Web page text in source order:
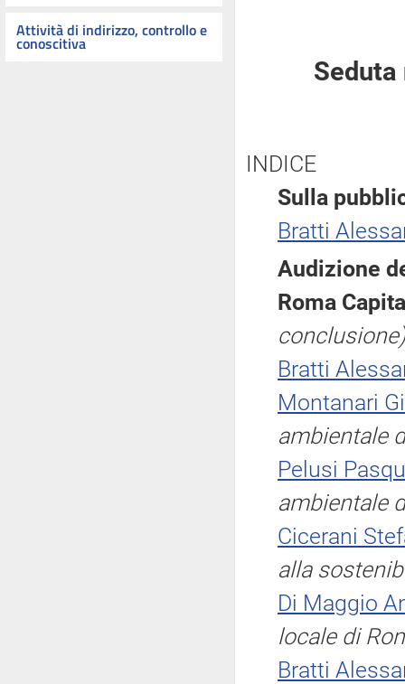
Attività di indirizzo, controllo e
conoscitiva
INDICE
Sulla
Bratti
Audizione
Roma
conclusione)
Bratti
Montanari
ambientale
Pelusi
ambientale
Cicerani
alla
Di Maggio
locale di
Bratti